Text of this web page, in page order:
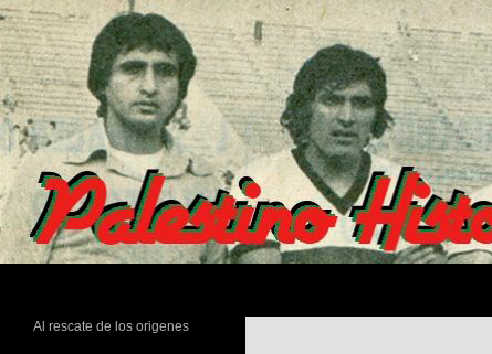
Saltar
al
contenido
Al rescate de los origenes